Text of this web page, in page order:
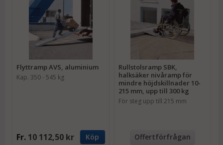
Flyttramp AVS, aluminium
Kap. 350 - 545 kg
Fr. 10 112,50 kr Köp
Rullstolsramp SBK,
halksäker nivåramp för
mindre höjdskillnader 10-
215 mm, upp till 300 kg
För steg upp till 215 mm
Offertförfrågan